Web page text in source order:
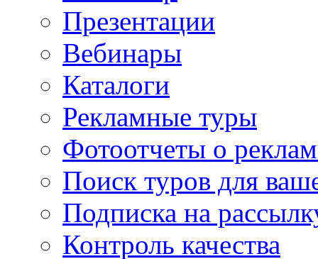
Презентации
Вебинары
Каталоги
Рекламные туры
Фотоотчеты о
Поиск туров для
Подписка на
Контроль качества